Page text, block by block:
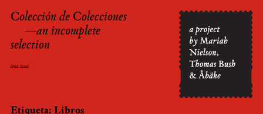
Skip
content
Colección de Colecciones
—an incomplete
selection
English Español
Etiqueta: Libros